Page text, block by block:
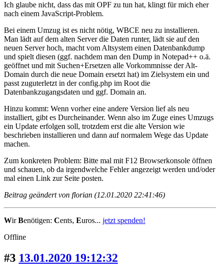
Ich glaube nicht, dass das mit OPF zu tun hat, klingt für mich eher
nach einem JavaScript-Problem.
Bei einem Umzug ist es nicht nötig, WBCE neu zu installieren.
Man lädt auf dem alten Server die Daten runter, lädt sie auf den
neuen Server hoch, macht vom Altsystem einen Datenbankdump
und spielt diesen (ggf. nachdem man den Dump in Notepad++ o.ä.
geöffnet und mit Suchen+Ersetzen alle Vorkommnisse der Alt-
Domain durch die neue Domain ersetzt hat) im Zielsystem ein und
passt zuguterletzt in der config.php im Root die
Datenbankzugangsdaten und ggf. Domain an.
Hinzu kommt: Wenn vorher eine andere Version lief als neu
installiert, gibt es Durcheinander. Wenn also im Zuge eines Umzugs
ein Update erfolgen soll, trotzdem erst die alte Version wie
beschrieben installieren und dann auf normalem Wege das Update
machen.
Zum konkreten Problem: Bitte mal mit F12 Browserkonsole öffnen
und schauen, ob da irgendwelche Fehler angezeigt werden und/oder
mal einen Link zur Seite posten.
Beitrag geändert von florian (12.01.2020 22:41:46)
WirBenötigen: Cents, Euros... jetzt spenden!
Offline
#3 13.01.2020 19:12:32